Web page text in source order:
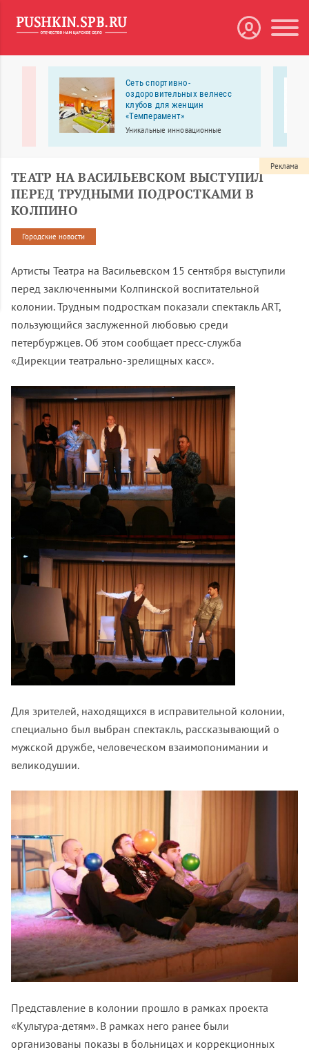
Сеть спортивно-
оздоровительных велнесс
клубов для женщин
«Темперамент»
Уникальные инновационные
пользой и удовольствием!
ТЕАТР НА ВАСИЛЬЕВСКОМ ВЫСТУПИЛ
ПЕРЕД ТРУДНЫМИ ПОДРОСТКАМИ В
КОЛПИНО
Городские новости
Артисты Театра на Васильевском 15 сентября выступили
перед заключенными Колпинской воспитательной
колонии. Трудным подросткам показали спектакль ART,
пользующийся заслуженной любовью среди
петербуржцев. Об этом сообщает пресс-служба
«Дирекции театрально-зрелищных касс».
Для зрителей, находящихся в исправительной колонии,
специально был выбран спектакль, рассказывающий о
мужской дружбе, человеческом взаимопонимании и
великодушии.
Представление в колонии прошло в рамках проекта
«Культура-детям». В рамках него ранее были
организованы показы в больницах и коррекционных
Реклама